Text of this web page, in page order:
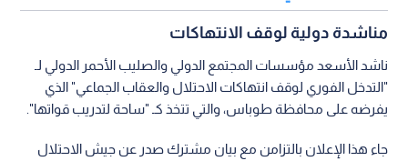
مناشدة دولية لوقف الانتهاكات
ناشد الأسعد مؤسسات المجتمع الدولي والصليب الأحمر الدولي لـ
"التدخل الفوري لوقف انتهاكات الاحتلال والعقاب الجماعي" الذي
يفرضه على محافظة طوباس، والتي تتخذ كـ "ساحة لتدريب قواتها".
جاء هذا الإعلان بالتزامن مع بيان مشترك صدر عن جيش الاحتلال